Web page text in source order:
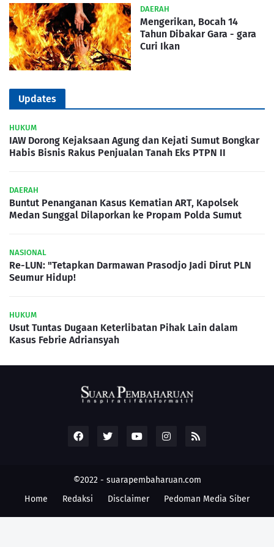
DAERAH
Mengerikan, Bocah 14
Tahun Dibakar Gara - gara
Curi Ikan
Updates
HUKUM
IAW Dorong Kejaksaan Agung dan Kejati Sumut Bongkar
Habis Bisnis Rakus Penjualan Tanah Eks PTPN II
DAERAH
Buntut Penanganan Kasus Kematian ART, Kapolsek
Medan Sunggal Dilaporkan ke Propam Polda Sumut
NASIONAL
Re-LUN: "Tetapkan Darmawan Prasodjo Jadi Dirut PLN
Seumur Hidup!
HUKUM
Usut Tuntas Dugaan Keterlibatan Pihak Lain dalam
Kasus Febrie Adriansyah
©2022 - suarapembaharuan.com
Home
Redaksi Disclaimer Pedoman Media Siber